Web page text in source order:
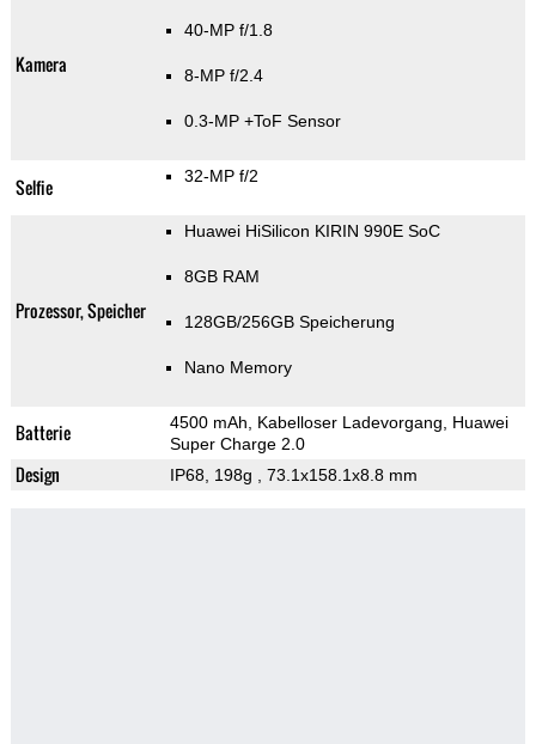
Kamera
40-MP f/1.8
8-MP f/2.4
0.3-MP +ToF Sensor
Selfie 32-MP f/2
Prozessor, Speicher
Huawei HiSilicon KIRIN 990E SoC
8GB RAM
128GB/256GB Speicherung
Nano Memory
Batterie
4500 mAh, Kabelloser Ladevorgang, Huawei
Super Charge 2.0
Design IP68, 198g , 73.1x158.1x8.8 mm